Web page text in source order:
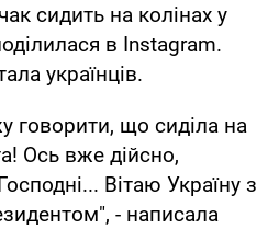
сидить на колінах у
в Instagram.
українців.
говорити, що сиділа на
Ось вже дійсно,
Вітаю Україну з
- написала